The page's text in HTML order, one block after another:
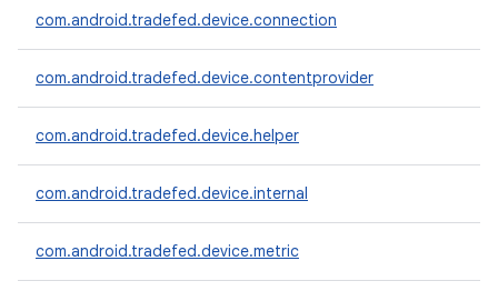
com.android.tradefed.device.connection
com.android.tradefed.device.contentprovider
com.android.tradefed.device.helper
com.android.tradefed.device.internal
com.android.tradefed.device.metric